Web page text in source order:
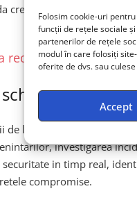
Folosim cookie-uri
funcții de rețele sociale
partenerilor de rețele
modul în care folosiți
oferite de dvs. sau
Accept
impresionante a
redefinesc rolurile in
la SentinelOne este
investigarea
in timp real,
compromise.